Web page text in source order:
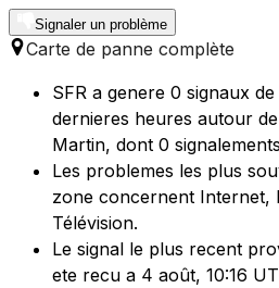
Signaler un problème
Carte de panne complète
SFR a genere 0 signaux
dernieres heures autour
Martin, dont 0
Les problemes les plus
zone concernent Internet,
Télévision.
Le signal le plus recent
ete recu a 4 août, 10:16